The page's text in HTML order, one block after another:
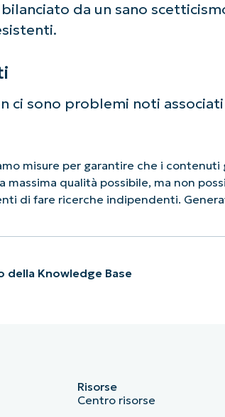
da un sano
ci sono problemi noti
misure per garantire che i
massima qualità possibile, ma non
di fare ricerche indipendenti.
della Knowledge Base
Risorse
Centro risorse